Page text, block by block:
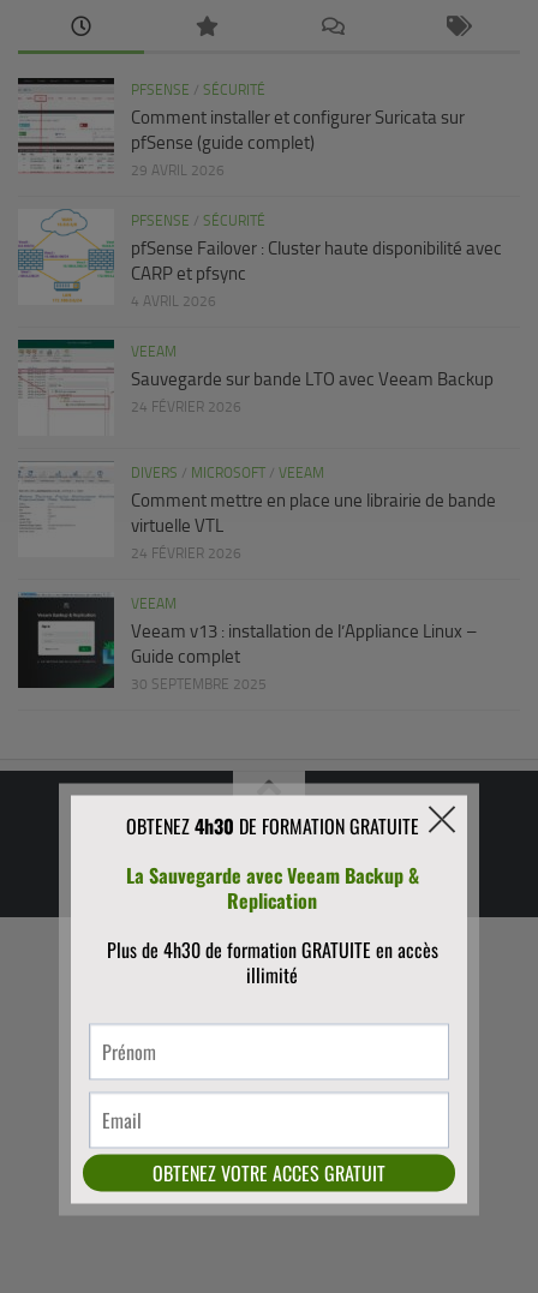
PFSENSE / SÉCURITÉ
Comment installer et configurer Suricata sur
pfSense (guide complet)
29 AVRIL 2026
PFSENSE / SÉCURITÉ
pfSense Failover : Cluster haute disponibilité avec
CARP et pfsync
4 AVRIL 2026
VEEAM
Sauvegarde sur bande LTO avec Veeam Backup
24 FÉVRIER 2026
DIVERS / MICROSOFT / VEEAM
Comment mettre en place une librairie de bande
virtuelle VTL
24 FÉVRIER 2026
VEEAM
Veeam v13 : installation de l’Appliance Linux –
Guide complet
30 SEPTEMBRE 2025